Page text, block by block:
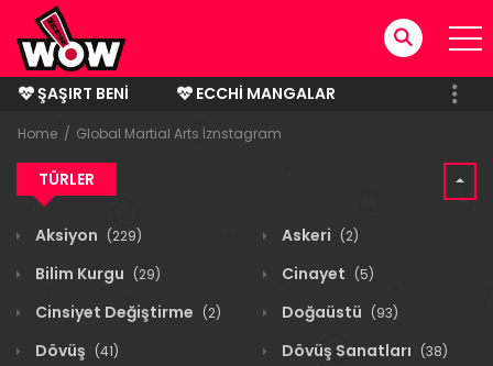
ŞAŞIRT BENI
ECCHI MANGALAR
BITMIŞ MANGALAR
Home Global Martial Arts İznstagram
TÜRLER
Aksiyon (229) Askeri (2)
Bilim Kurgu (29) Cinayet (5)
Cinsiyet Değiştirme (2) Doğaüstü (93)
Dövüş (41) Dövüş Sanatları (38)